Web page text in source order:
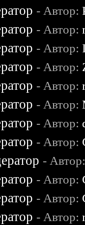
- Автор:
- Автор:
- Автор:
- Автор:
- Автор:
- Автор:
- Автор:
- Автор:
-
- Автор:
- Автор:
- Автор: